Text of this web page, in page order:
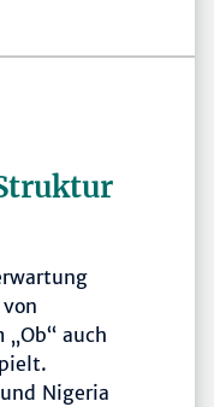
auch
Nigeria